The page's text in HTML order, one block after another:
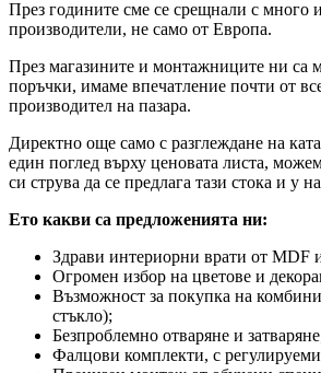
През годините сме се срещнали с много
производители, не само от Европа.
През магазините и монтажниците ни са
поръчки, имаме впечатление почти от
производител на пазара.
Директно още само с разглеждане на
един поглед върху ценовата листа,
си струва да се предлага тази стока и у
Ето какви са предложенията ни:
Здрави интериорни врати от MDF
Огромен избор на цветове и
Възможност за покупка на
стъкло);
Безпроблемно отваряне и
Фалцови комплекти, с